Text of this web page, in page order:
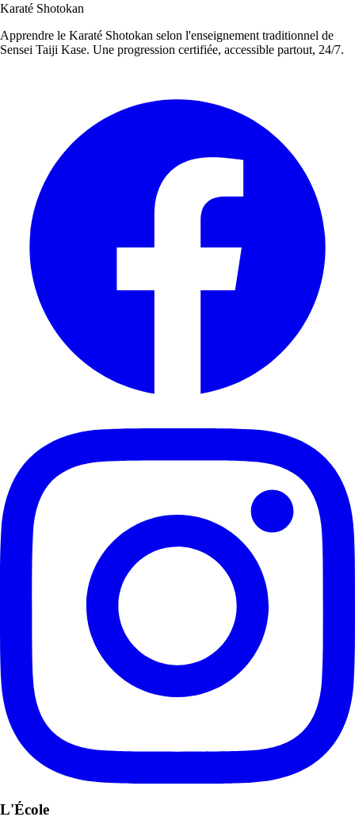
Karaté Shotokan
Apprendre le Karaté Shotokan selon l'enseignement traditionnel de
Sensei Taiji Kase. Une progression certifiée, accessible partout, 24/7.
L'École